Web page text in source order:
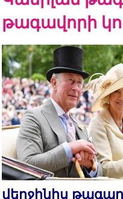
թագավորի
վերջինիս